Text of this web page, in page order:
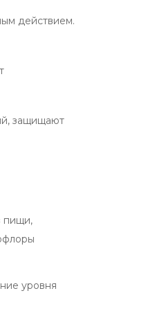
действием.
защищают
пищи,
уровня